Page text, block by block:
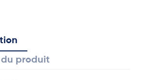
produit